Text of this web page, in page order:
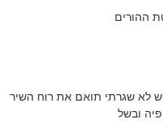
ההורים
לא שגרתי תואם את רוח השיר
ובשל